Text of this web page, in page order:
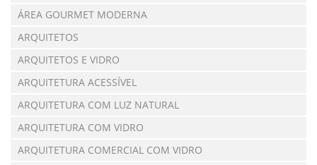
ÁREA GOURMET MODERNA
ARQUITETOS
ARQUITETOS E VIDRO
ARQUITETURA ACESSÍVEL
ARQUITETURA COM LUZ NATURAL
ARQUITETURA COM VIDRO
ARQUITETURA COMERCIAL COM VIDRO